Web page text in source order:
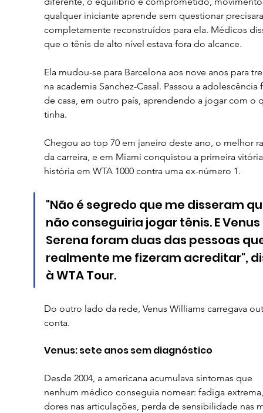
qualquer iniciante aprende sem questionar
completamente reconstruídos para ela. Médicos
que o tênis de alto nível estava fora do alcance.
Ela mudou-se para Barcelona aos nove anos para
na academia Sanchez-Casal. Passou a adolescência
de casa, em outro país, aprendendo a jogar com o
tinha.
Chegou ao top 70 em janeiro deste ano, o melhor
da carreira, e em Miami conquistou a primeira
história em WTA 1000 contra uma ex-número 1.
"Não é segredo que me disseram
não conseguiria jogar tênis. E
Serena foram duas das pessoas
realmente me fizeram acreditar",
à WTA Tour.
Do outro lado da rede, Venus Williams carregava
conta.
Venus: sete anos sem diagnóstico
Desde 2004, a americana acumulava sintomas que
nenhum médico conseguia nomear: fadiga
dores nas articulações, perda de sensibilidade nas